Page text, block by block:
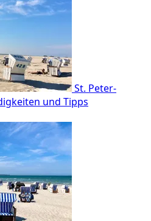
St. Peter-
und Tipps